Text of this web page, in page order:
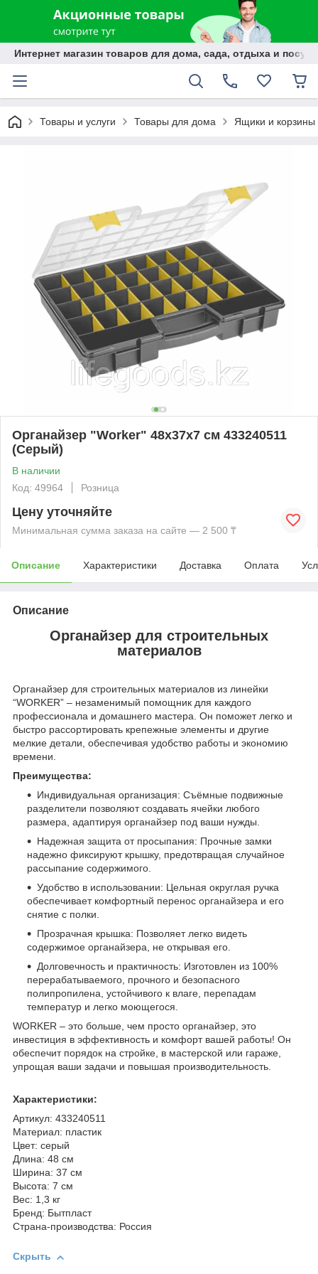
Интернет магазин товаров для дома, сада, отдыха и
Товары и услуги Товары для дома Ящики и корзины
Органайзер "Worker" 48х37х7 см 433240511
(Серый)
В наличии
Код: 49964
Розница
Цену уточняйте
Минимальная сумма заказа на сайте — 2 500 ₸
Описание Характеристики Доставка Оплата
Описание
Органайзер для строительных
материалов
Органайзер для строительных материалов из линейки
“WORKER” – незаменимый помощник для каждого
профессионала и домашнего мастера. Он поможет легко и
быстро рассортировать крепежные элементы и другие
мелкие детали, обеспечивая удобство работы и экономию
времени.
Преимущества:
Индивидуальная организация: Съёмные подвижные
разделители позволяют создавать ячейки любого
размера, адаптируя органайзер под ваши нужды.
Надежная защита от просыпания: Прочные замки
надежно фиксируют крышку, предотвращая случайное
рассыпание содержимого.
Удобство в использовании: Цельная округлая ручка
обеспечивает комфортный перенос органайзера и его
снятие с полки.
Прозрачная крышка: Позволяет легко видеть
содержимое органайзера, не открывая его.
Долговечность и практичность: Изготовлен из 100%
перерабатываемого, прочного и безопасного
полипропилена, устойчивого к влаге, перепадам
температур и легко моющегося.
WORKER – это больше, чем просто органайзер, это
инвестиция в эффективность и комфорт вашей работы! Он
обеспечит порядок на стройке, в мастерской или гараже,
упрощая ваши задачи и повышая производительность.
Характеристики:
Артикул: 433240511
Материал: пластик
Цвет: серый
Длина: 48 см
Ширина: 37 см
Высота: 7 см
Вес: 1,3 кг
Бренд: Бытпласт
Страна-производства: Россия
Скрыть